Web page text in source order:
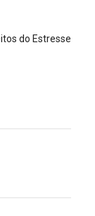
do Estresse